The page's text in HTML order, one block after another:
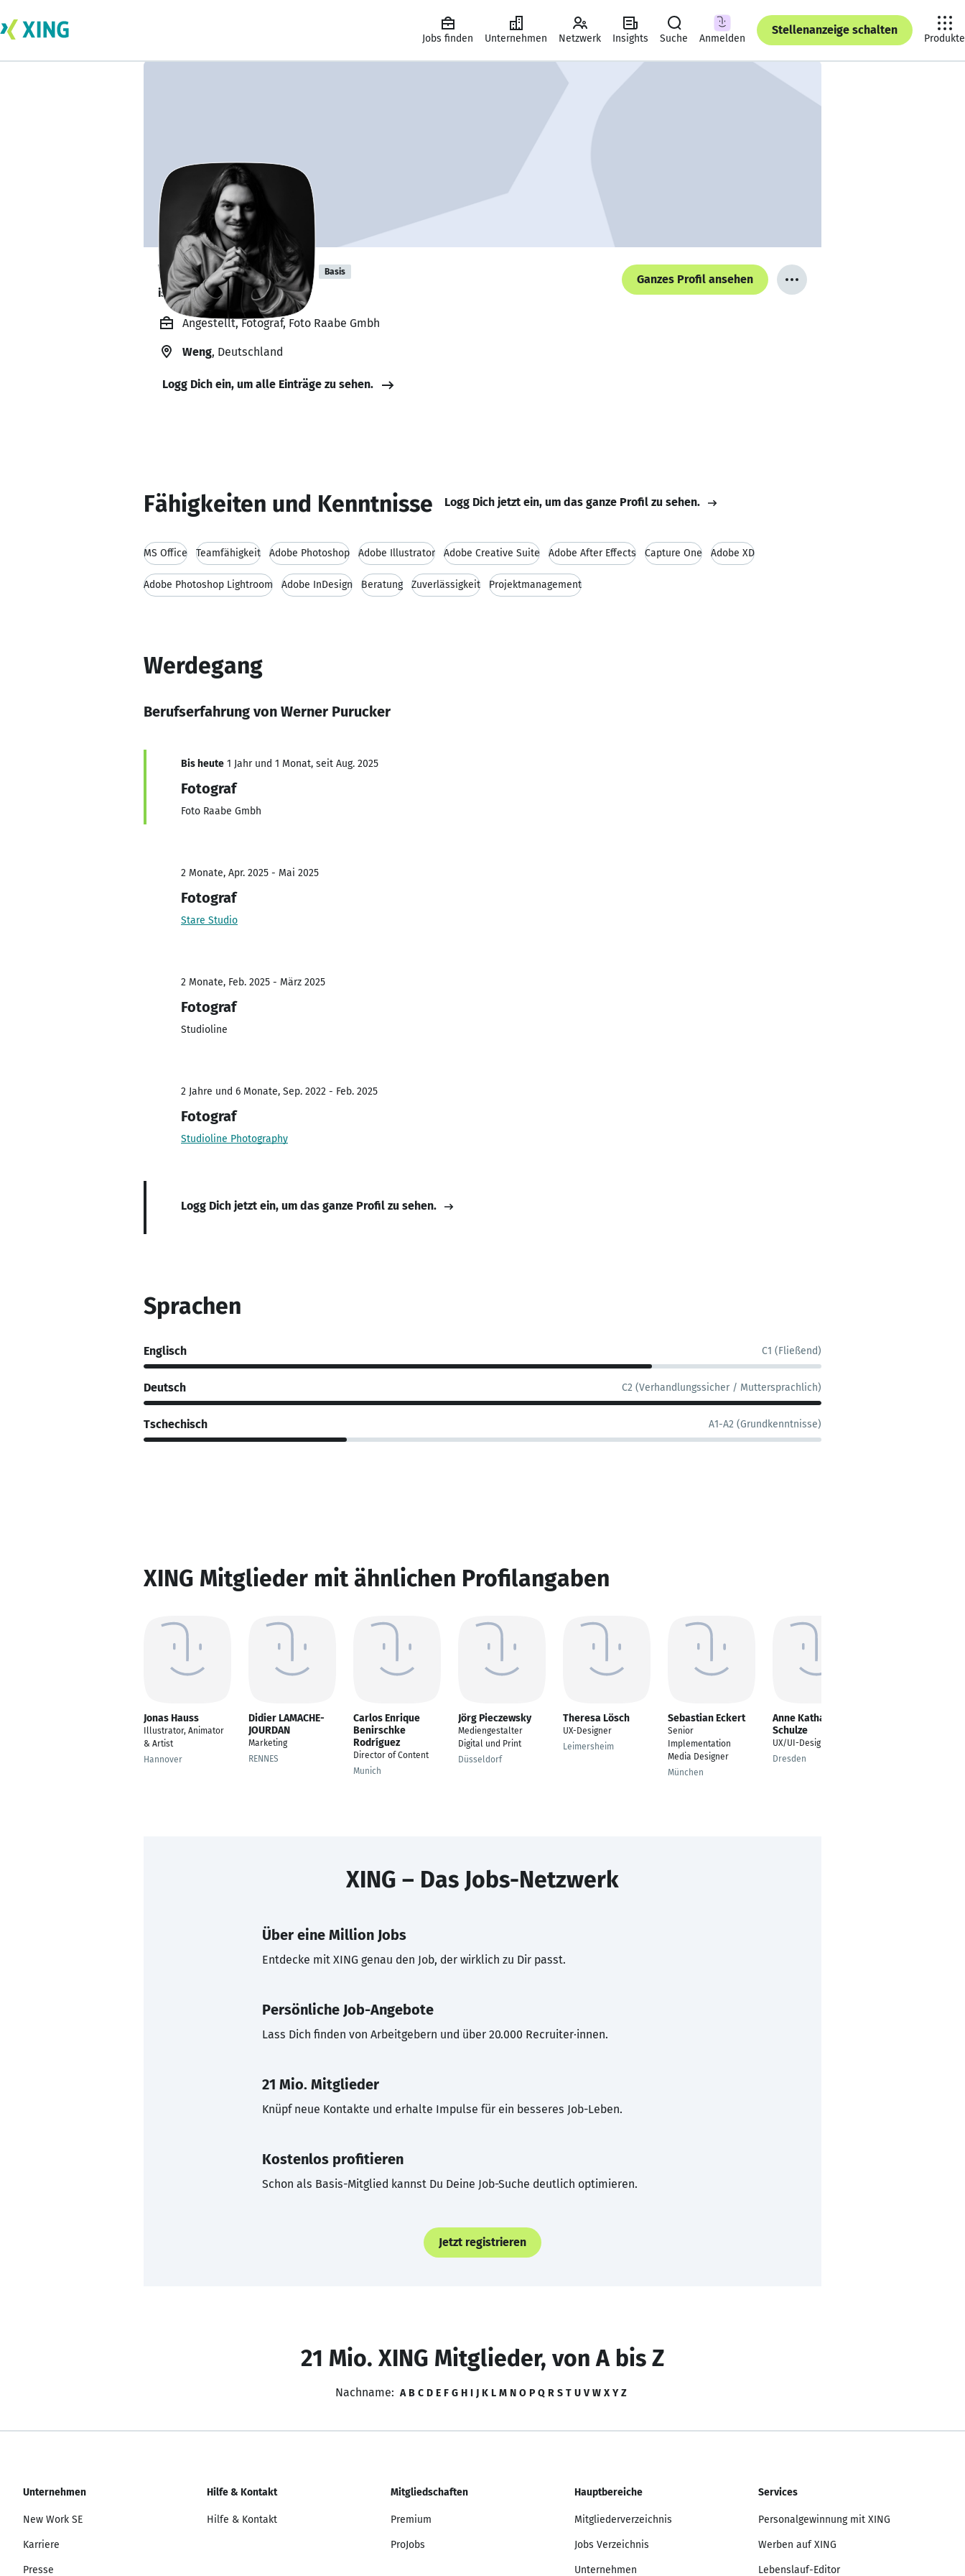
Jobs finden Unternehmen Netzwerk Insights Suche Anmelden
Stellenanzeige schalten
Produkte
Werner Purucker Basis
ist offen für Projekte. 🔎
Ganzes Profil ansehen
Angestellt, Fotograf, Foto Raabe Gmbh
Weng, Deutschland
Logg Dich ein, um alle Einträge zu sehen.
Fähigkeiten und Kenntnisse Logg Dich jetzt ein, um das ganze Profil zu sehen.
MS Office Teamfähigkeit Adobe Photoshop Adobe Illustrator Adobe Creative Suite Adobe After Effects Capture One Adobe XD
Adobe Photoshop Lightroom Adobe InDesign Beratung Zuverlässigkeit Projektmanagement
Werdegang
Berufserfahrung von Werner Purucker
Bis heute 1 Jahr und 1 Monat, seit Aug. 2025
Fotograf
Foto Raabe Gmbh
2 Monate, Apr. 2025 - Mai 2025
Fotograf
Stare Studio
2 Monate, Feb. 2025 - März 2025
Fotograf
Studioline
2 Jahre und 6 Monate, Sep. 2022 - Feb. 2025
Fotograf
Studioline Photography
Logg Dich jetzt ein, um das ganze Profil zu sehen.
Sprachen
Englisch C1 (Fließend)
Deutsch C2 (Verhandlungssicher / Muttersprachlich)
Tschechisch A1-A2 (Grundkenntnisse)
XING Mitglieder mit ähnlichen Profilangaben
Jonas Hauss
Illustrator, Animator
& Artist
Hannover
Didier LAMACHE-
JOURDAN
Marketing
RENNES
Carlos Enrique
Benirschke
Rodríguez
Director of Content
Munich
Jörg Pieczewsky
Mediengestalter
Digital und Print
Düsseldorf
Theresa Lösch
UX-Designer
Leimersheim
Sebastian Eckert
Senior
Implementation
Media Designer
München
Anne Katharina
Schulze
UX/UI-Designer
Dresden
XING – Das Jobs-Netzwerk
Über eine Million Jobs
Entdecke mit XING genau den Job, der wirklich zu Dir passt.
Persönliche Job-Angebote
Lass Dich finden von Arbeitgebern und über 20.000 Recruiter·innen.
21 Mio. Mitglieder
Knüpf neue Kontakte und erhalte Impulse für ein besseres Job-Leben.
Kostenlos profitieren
Schon als Basis-Mitglied kannst Du Deine Job-Suche deutlich optimieren.
Jetzt registrieren
21 Mio. XING Mitglieder, von A bis Z
Nachname: A B C D E F G H I J K L M N O P Q R S T U V W X Y Z
Unternehmen
New Work SE
Karriere
Presse
Hilfe & Kontakt
Hilfe & Kontakt
Mitgliedschaften
Premium
ProJobs
Hauptbereiche
Mitgliederverzeichnis
Jobs Verzeichnis
Unternehmen
Services
Personalgewinnung mit XING
Werben auf XING
Lebenslauf-Editor